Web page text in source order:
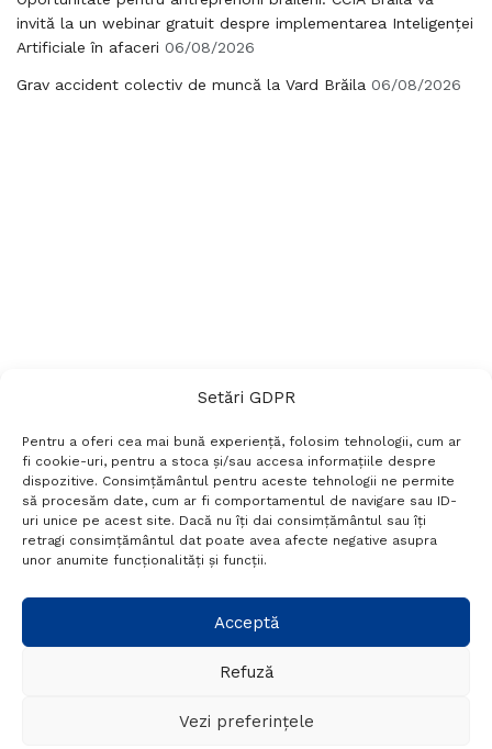
Setări GDPR
Pentru a oferi cea mai bună experiență, folosim tehnologii, cum ar
fi cookie-uri, pentru a stoca și/sau accesa informațiile despre
dispozitive. Consimțământul pentru aceste tehnologii ne permite
să procesăm date, cum ar fi comportamentul de navigare sau ID-
uri unice pe acest site. Dacă nu îți dai consimțământul sau îți
retragi consimțământul dat poate avea afecte negative asupra
unor anumite funcționalități și funcții.
Acceptă
Refuză
Vezi preferințele
invită la un webinar gratuit despre implementarea Inteligenței
Artificiale în afaceri 06/08/2026
Grav accident colectiv de muncă la Vard Brăila 06/08/2026
Termeni si conditii
Politică de confidențialitate
Politica cookies
Setări GDPR
+40 788 760 194